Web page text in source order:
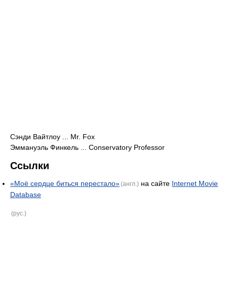
Сэнди Вайтлоу ... Mr. Fox
Эммануэль Финкель ... Conservatory Professor
Ссылки
«Моё сердце биться перестало»(англ.) на сайте Internet Movie
Database
(рус.)